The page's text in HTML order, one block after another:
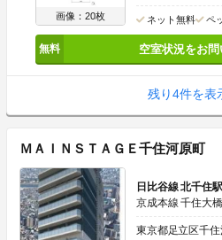
画像：20枚 ネット無料 ペ
空室状況をお
残り4件を表
ＭＡＩＮＳＴＡＧＥ千住河原町
日比谷線 北千住
京成本線 千住大
東京都足立区千